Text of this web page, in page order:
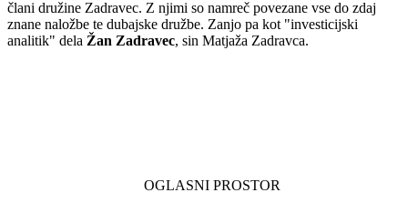
člani družine Zadravec. Z njimi so namreč povezane vse do zdaj
znane naložbe te dubajske družbe. Zanjo pa kot "investicijski
analitik" dela Žan Zadravec, sin Matjaža Zadravca.